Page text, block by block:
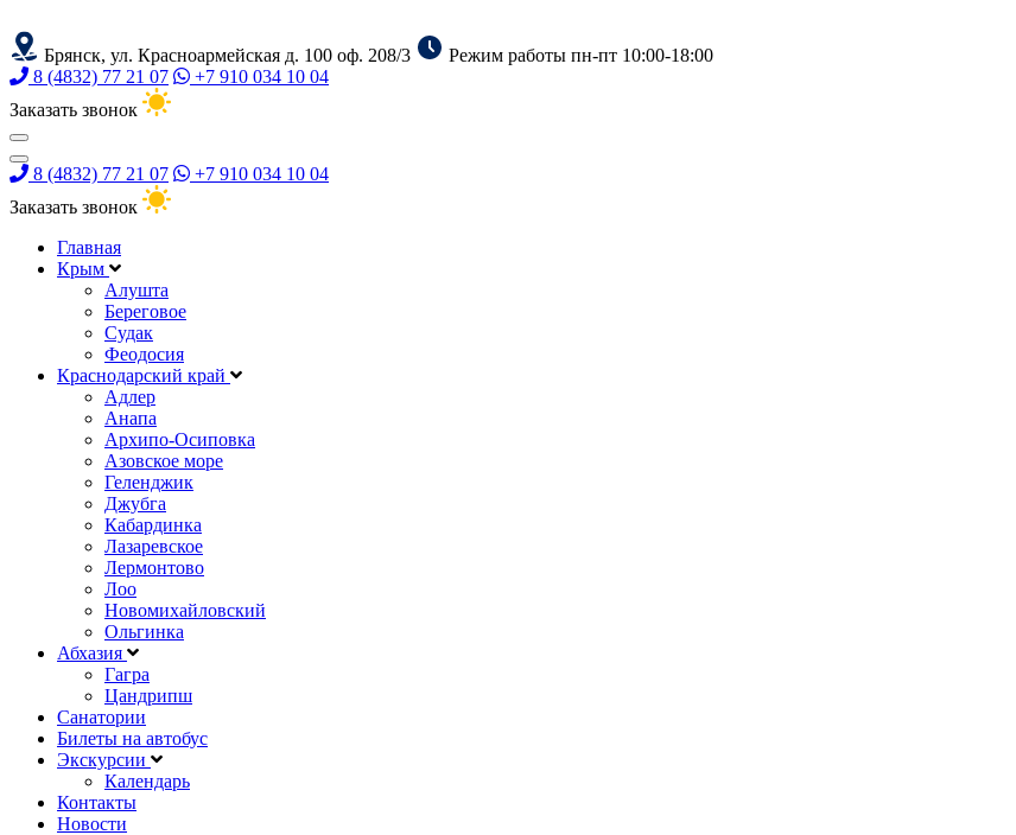
Брянск, ул. Красноармейская д. 100 оф. 208/3
Режим работы пн-пт 10:00-18:00
8 (4832) 77 21 07
+7 910 034 10 04
Заказать звонок
8 (4832) 77 21 07
+7 910 034 10 04
Заказать звонок
Главная
Крым
Алушта
Береговое
Судак
Феодосия
Краснодарский край
Адлер
Анапа
Архипо-Осиповка
Азовское море
Геленджик
Джубга
Кабардинка
Лазаревское
Лермонтово
Лоо
Новомихайловский
Ольгинка
Абхазия
Гагра
Цандрипш
Санатории
Билеты на автобус
Экскурсии
Календарь
Контакты
Новости